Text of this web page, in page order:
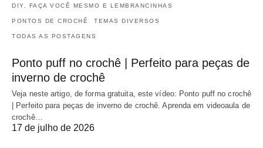
DIY, FAÇA VOCÊ MESMO E LEMBRANCINHAS
PONTOS DE CROCHÊ TEMAS DIVERSOS
TODAS AS POSTAGENS
Ponto puff no crochê | Perfeito para peças de
inverno de crochê
Veja neste artigo, de forma gratuita, este vídeo: Ponto puff no crochê
| Perfeito para peças de inverno de crochê. Aprenda em videoaula de
crochê…
17 de julho de 2026